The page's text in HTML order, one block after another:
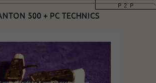
P 2 P
500 + PC TECHNICS